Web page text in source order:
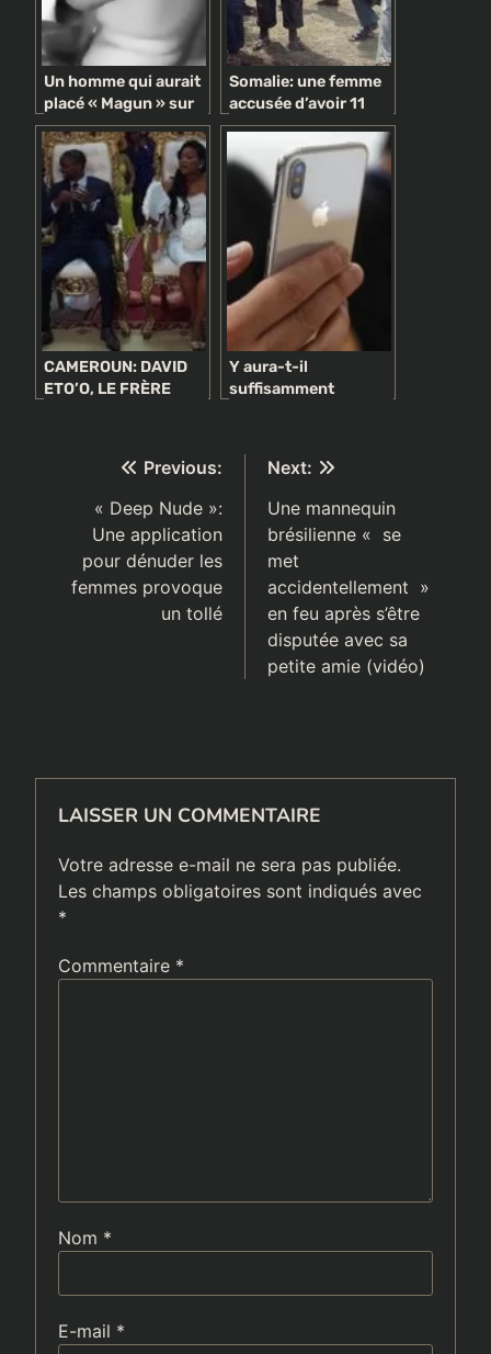
Un homme qui aurait
placé « Magun » sur
sa femme l’attrape
nue et la colle à un
autre homme
pendant qu’il couche
avec lui (vidéo)
Somalie: une femme
accusée d’avoir 11
maris, lapidée à mort
CAMEROUN: DAVID
ETO’O, LE FRÈRE
Y aura-t-il
suffisamment
Navigation
l’article
Previous:
« Deep Nude »:
Une application
pour dénuder les
femmes provoque
un tollé
Next:
Une mannequin
brésilienne « se
met
accidentellement »
en feu après s’être
disputée avec sa
petite amie (vidéo)
LAISSER UN COMMENTAIRE
Votre adresse e-mail ne sera pas publiée.
Les champs obligatoires sont indiqués avec
*
Commentaire *
Nom *
E-mail *